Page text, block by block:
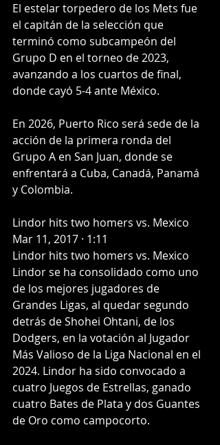
El estelar torpedero de los Mets fue
el capitán de la selección que
terminó como subcampeón del
Grupo D en el torneo de 2023,
avanzando a los cuartos de final,
donde cayó 5-4 ante México.
En 2026, Puerto Rico será sede de la
acción de la primera ronda del
Grupo A en San Juan, donde se
enfrentará a Cuba, Canadá, Panamá
y Colombia.
Lindor hits two homers vs. Mexico
Mar 11, 2017 · 1:11
Lindor hits two homers vs. Mexico
Lindor se ha consolidado como uno
de los mejores jugadores de
Grandes Ligas, al quedar segundo
detrás de Shohei Ohtani, de los
Dodgers, en la votación al Jugador
Más Valioso de la Liga Nacional en el
2024. Lindor ha sido convocado a
cuatro Juegos de Estrellas, ganado
cuatro Bates de Plata y dos Guantes
de Oro como campocorto.